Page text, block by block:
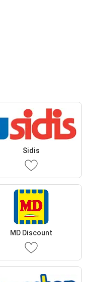
Sidis
MD Discount